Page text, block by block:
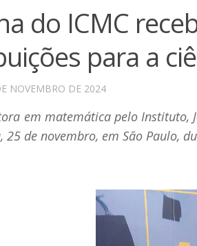
do ICMC
para a
NOVEMBRO DE 2024
em matemática pelo Instituto,
25 de novembro, em São Paulo,